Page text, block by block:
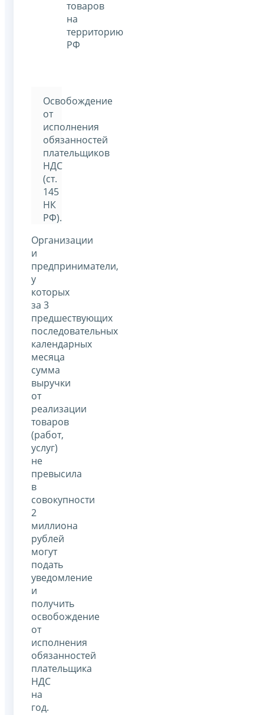
товаров
на
территорию
РФ
Освобождение
от
исполнения
обязанностей
плательщиков
НДС
(ст.
145
НК
РФ).
Организации
и
предприниматели,
у
которых
за 3
предшествующих
последовательных
календарных
месяца
сумма
выручки
от
реализации
товаров
(работ,
услуг)
не
превысила
в
совокупности
2
миллиона
рублей
могут
подать
уведомление
и
получить
освобождение
от
исполнения
обязанностей
плательщика
НДС
на
год.